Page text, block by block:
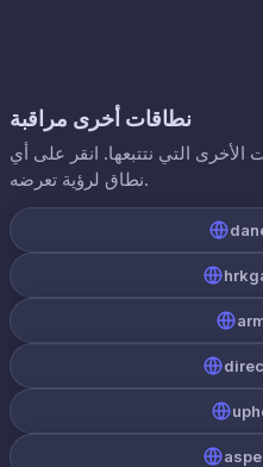
نطاقات أخرى مراقبة
التي نتتبعها. انقر على أي
نطاق لرؤية تعرضه.